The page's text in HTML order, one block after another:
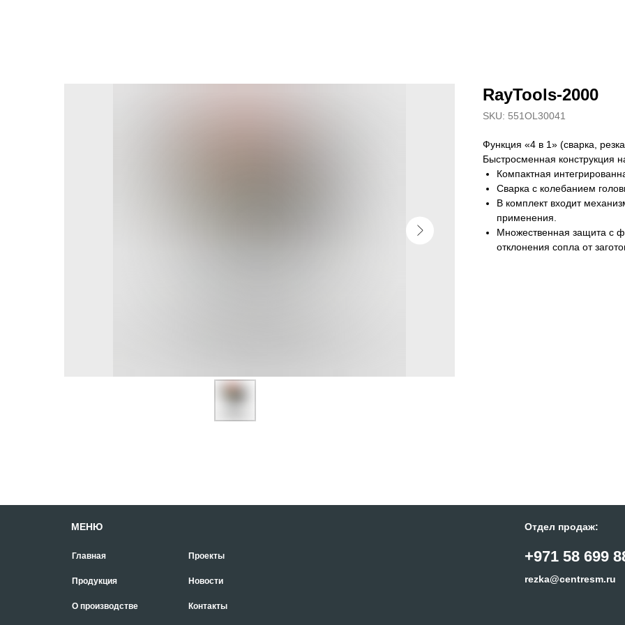
RayTools-2000
SKU: 551OL30041
Функция «4 в 1» (сварка,
Быстросменная конструкция
Компактная
Сварка с колебанием
В комплект входит
применения.
Множественная защита с
отклонения сопла от
Главная
Продукция
О производстве
Проекты
Новости
Контакты
+971 58 699
МЕНЮ Отдел продаж:
rezka@centresm.ru